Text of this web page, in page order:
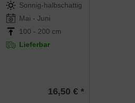
Sonnig-halbschattig
Mai - Juni
100 - 200 cm
Lieferbar
16,50 € *